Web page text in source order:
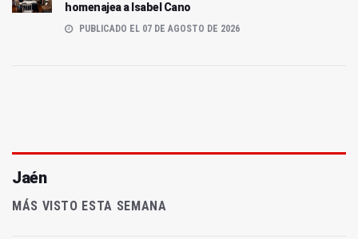
homenajea a Isabel Cano
PUBLICADO EL 07 DE AGOSTO DE 2026
Jaén
MÁS VISTO ESTA SEMANA